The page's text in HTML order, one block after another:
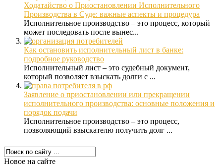
Ходатайство о Приостановлении Исполнительного
Производства в Суде: важные аспекты и процедура
Исполнительное производство – это процесс, который
может последовать после вынес...
Как остановить исполнительный лист в банке:
подробное руководство
Исполнительный лист – это судебный документ,
который позволяет взыскать долги с ...
Заявление о приостановлении или прекращении
исполнительного производства: основные положения и
порядок подачи
Исполнительное производство – это процесс,
позволяющий взыскателю получить долг ...
Новое на сайте